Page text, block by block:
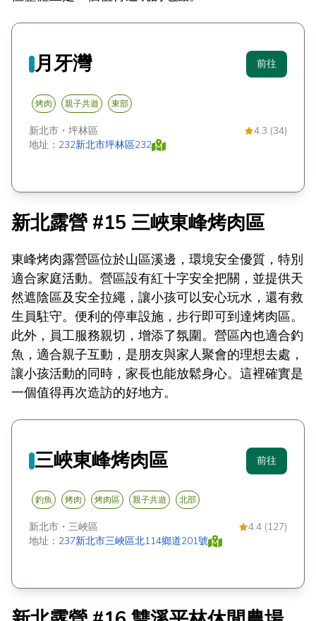
月牙灣 前往
烤肉 親子共遊 東部
新北市 ・ 坪林區
4.3 (34)
地址： 232新北市坪林區232
新北露營 #15 三峽東峰烤肉區
東峰烤肉露營區位於山區溪邊，環境安全優質，特別
適合家庭活動。營區設有紅十字安全把關，並提供天
然遮陰區及安全拉繩，讓小孩可以安心玩水，還有救
生員駐守。便利的停車設施，步行即可到達烤肉區。
此外，員工服務親切，增添了氛圍。營區內也適合釣
魚，適合親子互動，是朋友與家人聚會的理想去處，
讓小孩活動的同時，家長也能放鬆身心。這裡確實是
一個值得再次造訪的好地方。
三峽東峰烤肉區 前往
釣魚 烤肉 烤肉區 親子共遊 北部
新北市 ・ 三峽區
4.4 (127)
地址： 237新北市三峽區北114鄉道201號